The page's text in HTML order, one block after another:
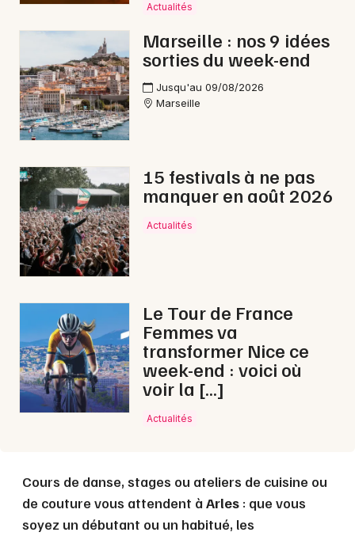
Je m'abonne
Actualités
Marseille : nos 9 idées
sorties du week-end
Jusqu'au 09/08/2026
Marseille
15 festivals à ne pas
manquer en août 2026
Actualités
Le Tour de France
Femmes va
transformer Nice ce
week-end : voici où
voir la […]
Actualités
Cours de danse, stages ou ateliers de cuisine ou
de couture vous attendent à Arles : que vous
soyez un débutant ou un habitué, les